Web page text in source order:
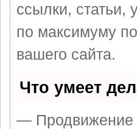
ссылки, статьи,
по максимуму
вашего сайта.
Что умеет
— Продвижение